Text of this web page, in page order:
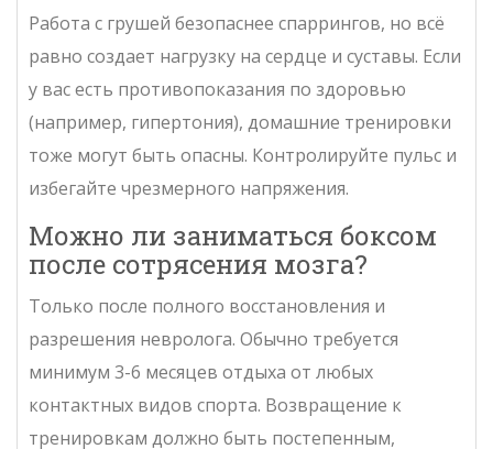
Работа с грушей безопаснее спаррингов, но всё
равно создает нагрузку на сердце и суставы. Если
у вас есть противопоказания по здоровью
(например, гипертония), домашние тренировки
тоже могут быть опасны. Контролируйте пульс и
избегайте чрезмерного напряжения.
Можно ли заниматься боксом
после сотрясения мозга?
Только после полного восстановления и
разрешения невролога. Обычно требуется
минимум 3-6 месяцев отдыха от любых
контактных видов спорта. Возвращение к
тренировкам должно быть постепенным,